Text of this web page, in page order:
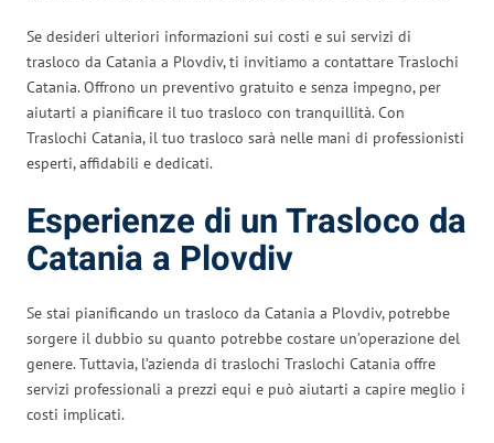
Se desideri ulteriori informazioni sui costi e sui servizi di
trasloco da Catania a Plovdiv, ti invitiamo a contattare Traslochi
Catania. Offrono un preventivo gratuito e senza impegno, per
aiutarti a pianificare il tuo trasloco con tranquillità. Con
Traslochi Catania, il tuo trasloco sarà nelle mani di professionisti
esperti, affidabili e dedicati.
Esperienze di un Trasloco da
Catania a Plovdiv
Se stai pianificando un trasloco da Catania a Plovdiv, potrebbe
sorgere il dubbio su quanto potrebbe costare un’operazione del
genere. Tuttavia, l’azienda di traslochi Traslochi Catania offre
servizi professionali a prezzi equi e può aiutarti a capire meglio i
costi implicati.